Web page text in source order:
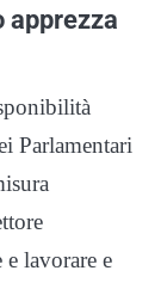
apprezza
Parlamentari
lavorare e